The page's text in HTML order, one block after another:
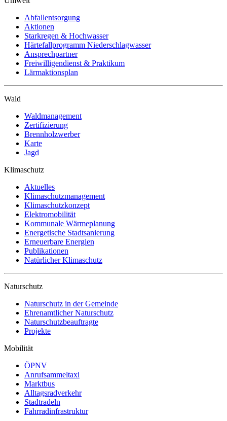
Abfallentsorgung
Aktionen
Starkregen & Hochwasser
Härtefallprogramm Niederschlagwasser
Ansprechpartner
Freiwilligendienst & Praktikum
Lärmaktionsplan
Wald
Waldmanagement
Zertifizierung
Brennholzwerber
Karte
Jagd
Klimaschutz
Aktuelles
Klimaschutzmanagement
Klimaschutzkonzept
Elektromobilität
Kommunale Wärmeplanung
Energetische Stadtsanierung
Erneuerbare Energien
Publikationen
Natürlicher Klimaschutz
Naturschutz
Naturschutz in der Gemeinde
Ehrenamtlicher Naturschutz
Naturschutzbeauftragte
Projekte
Mobilität
ÖPNV
Anrufsammeltaxi
Marktbus
Alltagsradverkehr
Stadtradeln
Fahrradinfrastruktur